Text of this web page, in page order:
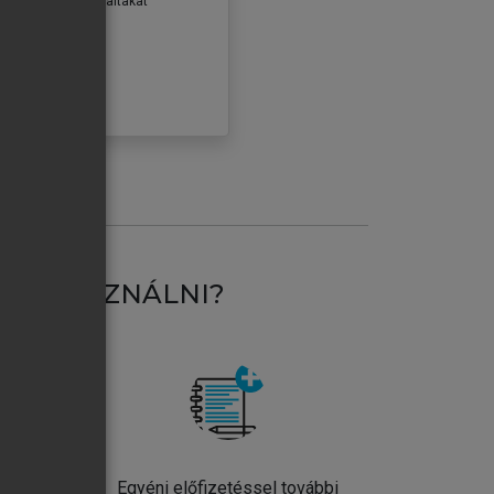
HASZNÁLNI?
Egyéni előfizetéssel további